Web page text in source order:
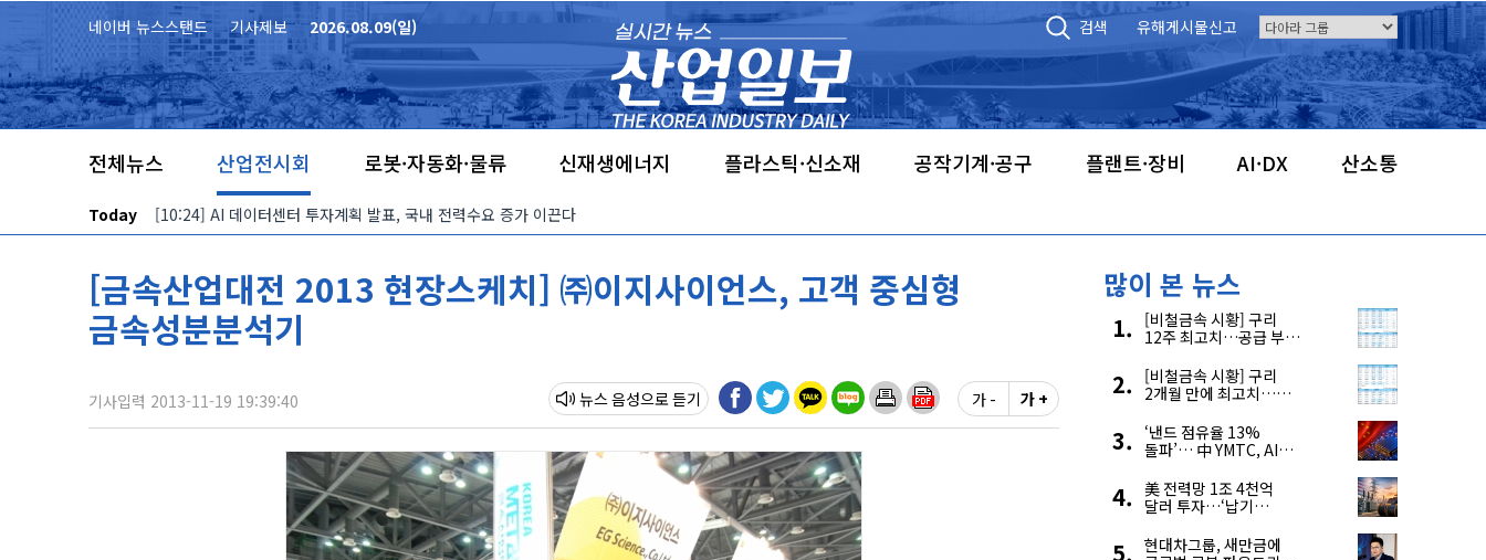
본문 바로가기
네이버 뉴스스탠드 기사제보 2026.08.09(일) 검색 유해게시물신고
전체뉴스 산업전시회 로봇·자동화·물류 신재생에너지 플라스틱·신소재 공작기계·공구 플랜트·장비 AI·DX 산소통
Today [10:24] AI 데이터센터 투자계획 발표, 국내 전력수요 증가 이끈다
[금속산업대전 2013 현장스케치] ㈜이지사이언스, 고객 중심형
금속성분분석기
기사입력 2013-11-19 19:39:40 뉴스 음성 가 - 가 +
많이 본 뉴스
[비철금속 시황] 구리
12주 최고치…공급 부족
[비철금속 시황] 구리
2개월 만에 최고치…
우려 확대
‘낸드 점유율 13%
돌파’… 中 YMTC, AI
4위 맹추격
美 전력망 1조 4천억
달러 투자…‘납기
전력기자재 수출 호조
현대차그룹, 새만금에